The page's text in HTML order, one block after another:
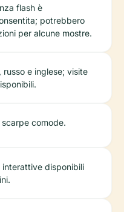
flash è
potrebbero
per alcune mostre.
russo e inglese; visite
scarpe comode.
interattive disponibili